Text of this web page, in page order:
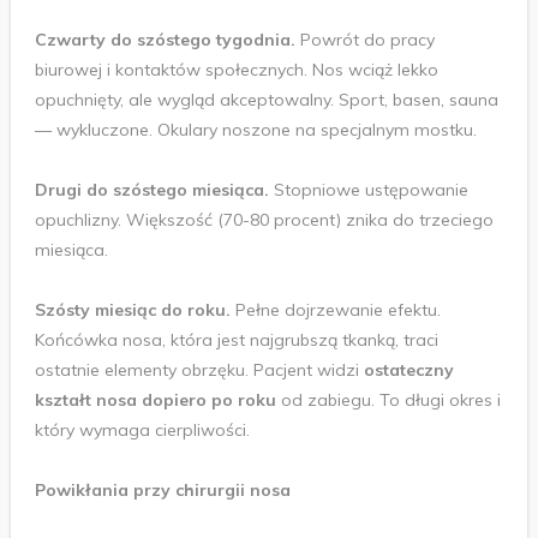
Czwarty do szóstego tygodnia. Powrót do pracy
biurowej i kontaktów społecznych. Nos wciąż lekko
opuchnięty, ale wygląd akceptowalny. Sport, basen, sauna
— wykluczone. Okulary noszone na specjalnym mostku.
Drugi do szóstego miesiąca. Stopniowe ustępowanie
opuchlizny. Większość (70-80 procent) znika do trzeciego
miesiąca.
Szósty miesiąc do roku. Pełne dojrzewanie efektu.
Końcówka nosa, która jest najgrubszą tkanką, traci
ostatnie elementy obrzęku. Pacjent widzi ostateczny
kształt nosa dopiero po roku od zabiegu. To długi okres i
który wymaga cierpliwości.
Powikłania przy chirurgii nosa